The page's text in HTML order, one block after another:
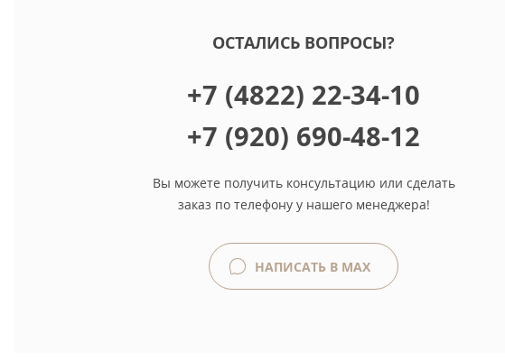
ОСТАЛИСЬ ВОПРОСЫ?
+7 (4822) 22-34-10
+7 (920) 690-48-12
Вы можете получить консультацию или сделать
заказ по телефону у нашего менеджера!
НАПИСАТЬ В MAX